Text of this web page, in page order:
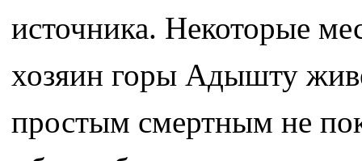
источника. Некоторые
хозяин горы Адышту
простым смертным не